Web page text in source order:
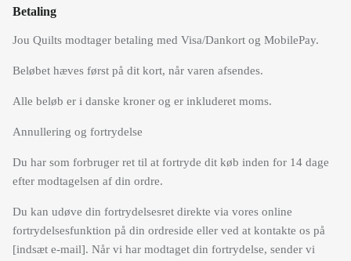
Se alt til bordækning
Betaling
Jou Quilts modtager betaling med Visa/Dankort og MobilePay.
Beløbet hæves først på dit kort, når varen afsendes.
Alle beløb er i danske kroner og er inkluderet moms.
Annullering og fortrydelse
Du har som forbruger ret til at fortryde dit køb inden for 14 dage
efter modtagelsen af din ordre.
Du kan udøve din fortrydelsesret direkte via vores online
fortrydelsesfunktion på din ordreside eller ved at kontakte os på
[indsæt e-mail]. Når vi har modtaget din fortrydelse, sender vi